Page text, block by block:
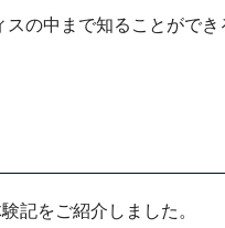
スの中まで知ることがで
記をご紹介しました。